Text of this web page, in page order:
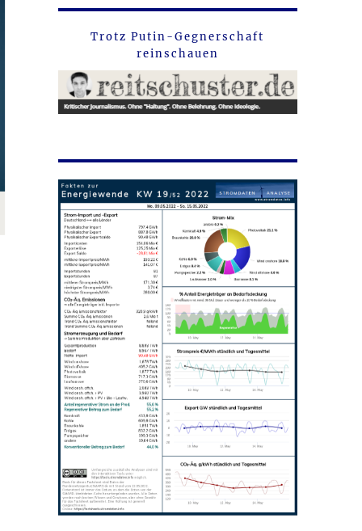
Trotz Putin-Gegnerschaft
reinschauen